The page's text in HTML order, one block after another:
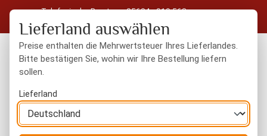
Zum Hauptinhalt springen
Telefonische Beratung: 05604 - 919 563
Kostenloser Versand in Deutschland ab 50 € Warenwert
Lieferland auswählen
Preise enthalten die Mehrwertsteuer Ihres Lieferlandes.
Bitte bestätigen Sie, wohin wir Ihre Bestellung liefern
sollen.
Lieferland